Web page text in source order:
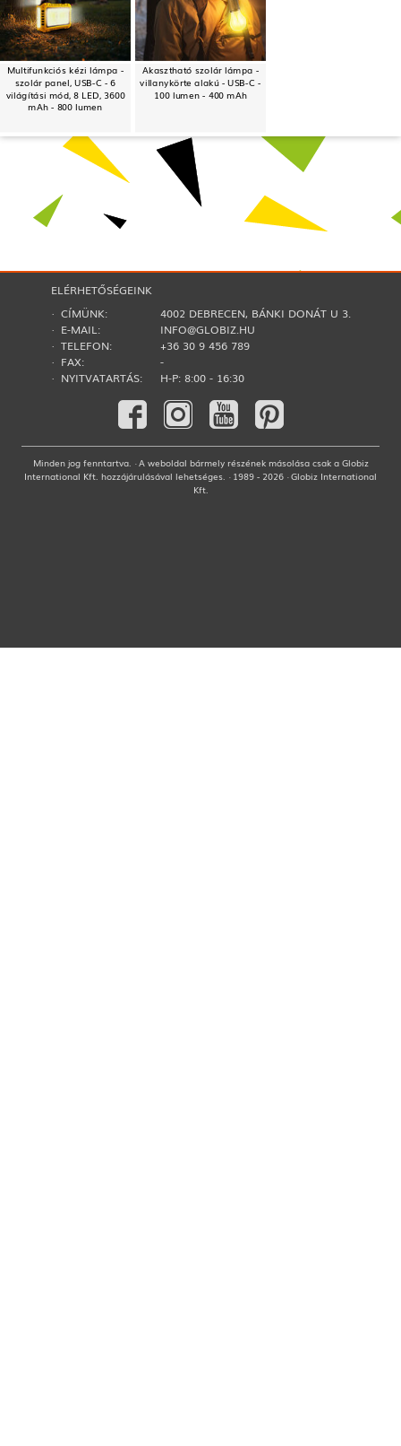
Multifunkciós kézi lámpa -
szolár panel, USB-C - 6
világítási mód, 8 LED, 3600
mAh - 800 lumen
Akasztható szolár lámpa -
villanykörte alakú - USB-C -
100 lumen - 400 mAh
ELÉRHETŐSÉGEINK
· CÍMÜNK:
4002 DEBRECEN, BÁNKI DONÁT U 3.
· E-MAIL:
INFO@GLOBIZ.HU
· TELEFON:
+36 30 9 456 789
· FAX:
-
· NYITVATARTÁS:
H-P: 8:00 - 16:30
Minden jog fenntartva. · A weboldal bármely részének másolása csak a Globiz
International Kft. hozzájárulásával lehetséges. · 1989 - 2026 · Globiz International
Kft.